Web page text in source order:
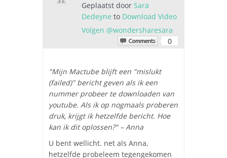
Geplaatst doorSara
Dedeyne to Download Video
Volgen @wondersharesara
0
"Mijn Mactube blijft een "mislukt
(failed)" bericht geven als ik een
nummer probeer te downloaden van
youtube. Als ik op nogmaals proberen
druk, krijgt ik hetzelfde bericht. Hoe
kan ik dit oplossen?" – Anna
U bent wellicht. net als Anna,
hetzelfde probeleem tegengekomen